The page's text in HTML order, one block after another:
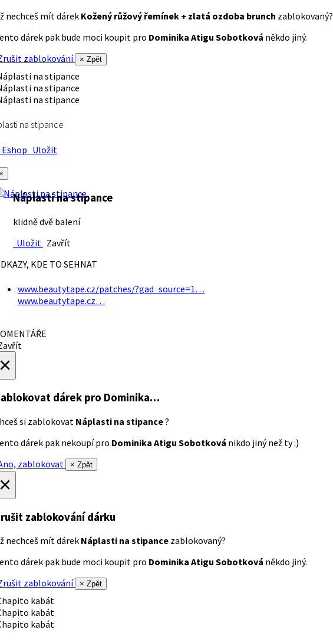
nechceš mít dárek Kožený růžový řemínek + zlatá ozdoba brunch zablokovaný?
dárek pak bude moci koupit pro Dominika Atigu Sobotková někdo jiný.
zablokování
× Zpět
na stipance
Uložit
Náplasti na stipance
klidně dvě balení
Uložit Zavřít
KDE TO SEHNAT
www.beautytape.cz/patches/?gad_source=1…
www.beautytape.cz…
dárek pro Dominika…
si zablokovat Náplasti na stipance?
dárek pak nekoupí pro Dominika Atigu Sobotková nikdo jiný než ty :)
zablokovat
× Zpět
zablokování dárku
nechceš mít dárek Náplasti na stipance zablokovaný?
dárek pak bude moci koupit pro Dominika Atigu Sobotková někdo jiný.
zablokování
× Zpět